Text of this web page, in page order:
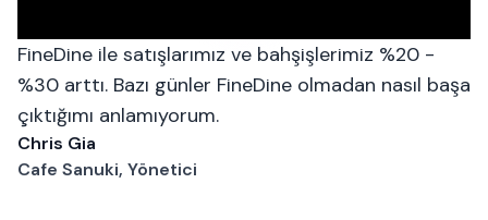
FineDine ile satışlarımız ve bahşişlerimiz %20 -
%30 arttı. Bazı günler FineDine olmadan nasıl başa
çıktığımı anlamıyorum.
Chris Gia
Cafe Sanuki, Yönetici